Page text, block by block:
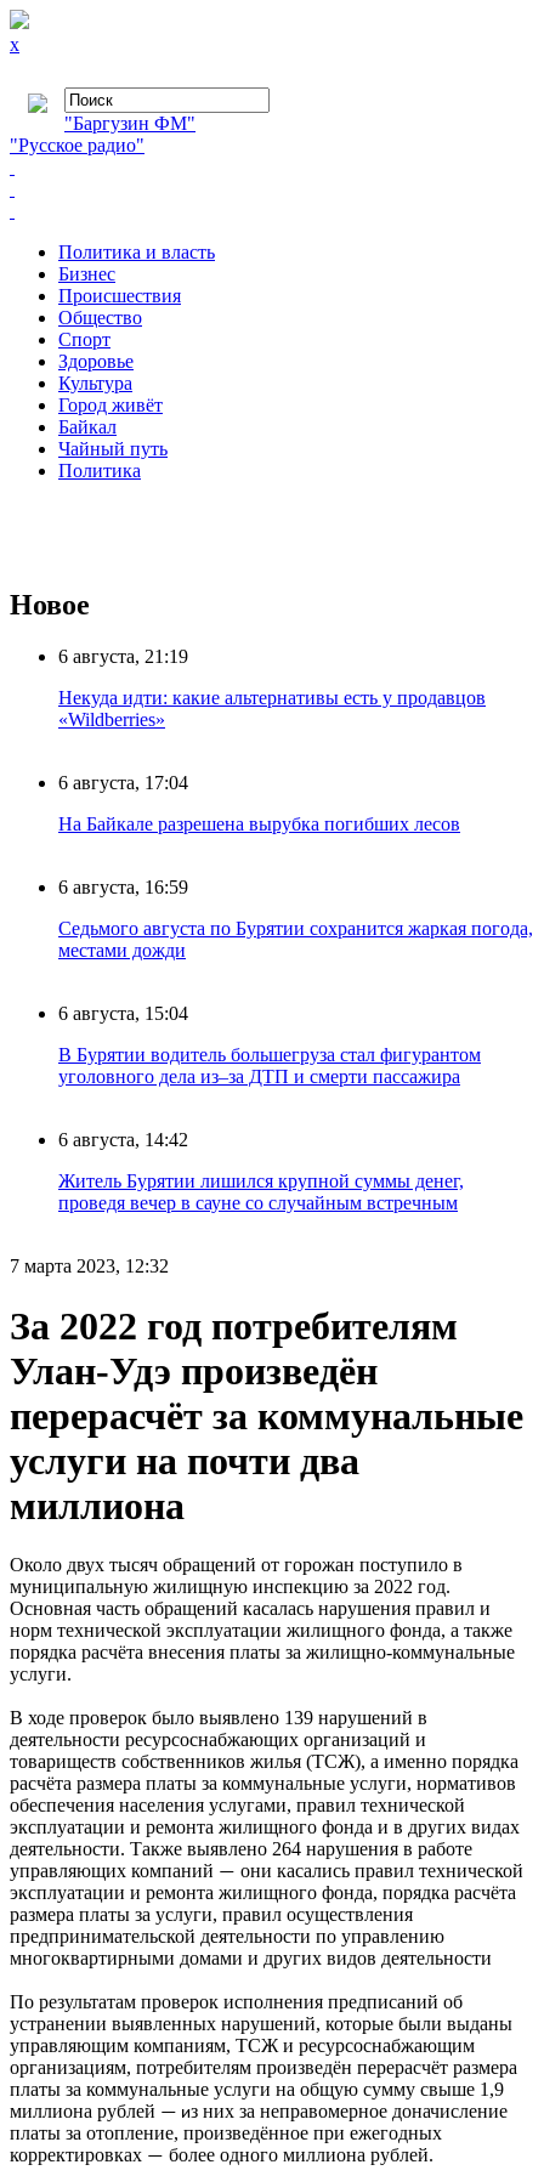
x
"Баргузин ФМ"
"Русское радио"
Политика и власть
Бизнес
Происшествия
Общество
Cпорт
Здоровье
Культура
Город живёт
Байкал
Чайный путь
Политика
Новое
6 августа, 21:19
Некуда идти: какие альтернативы есть у продавцов
«Wildberries»
6 августа, 17:04
На Байкале разрешена вырубка погибших лесов
6 августа, 16:59
Седьмого августа по Бурятии сохранится жаркая погода,
местами дожди
6 августа, 15:04
В Бурятии водитель большегруза стал фигурантом
уголовного дела из–за ДТП и смерти пассажира
6 августа, 14:42
Житель Бурятии лишился крупной суммы денег,
проведя вечер в сауне со случайным встречным
7 марта 2023, 12:32
За 2022 год потребителям
Улан-Удэ произведён
перерасчёт за коммунальные
услуги на почти два
миллиона
Около двух тысяч обращений от горожан поступило в
муниципальную жилищную инспекцию за 2022 год.
Основная часть обращений касалась нарушения правил и
норм технической эксплуатации жилищного фонда, а также
порядка расчёта внесения платы за жилищно-коммунальные
услуги.
В ходе проверок было выявлено 139 нарушений в
деятельности ресурсоснабжающих организаций и
товариществ собственников жилья (ТСЖ), а именно порядка
расчёта размера платы за коммунальные услуги, нормативов
обеспечения населения услугами, правил технической
эксплуатации и ремонта жилищного фонда и в других видах
деятельности. Также выявлено 264 нарушения в работе
управляющих компаний — они касались правил технической
эксплуатации и ремонта жилищного фонда, порядка расчёта
размера платы за услуги, правил осуществления
предпринимательской деятельности по управлению
многоквартирными домами и других видов деятельности
По результатам проверок исполнения предписаний об
устранении выявленных нарушений, которые были выданы
управляющим компаниям, ТСЖ и ресурсоснабжающим
организациям, потребителям произведён перерасчёт размера
платы за коммунальные услуги на общую сумму свыше 1,9
миллиона рублей — из них за неправомерное доначисление
платы за отопление, произведённое при ежегодных
корректировках — более одного миллиона рублей.